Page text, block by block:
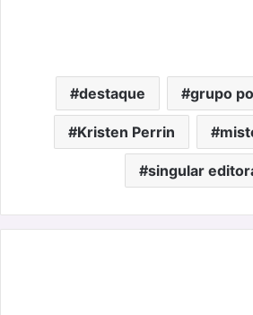
destaque grupo
Kristen Perrin
singular